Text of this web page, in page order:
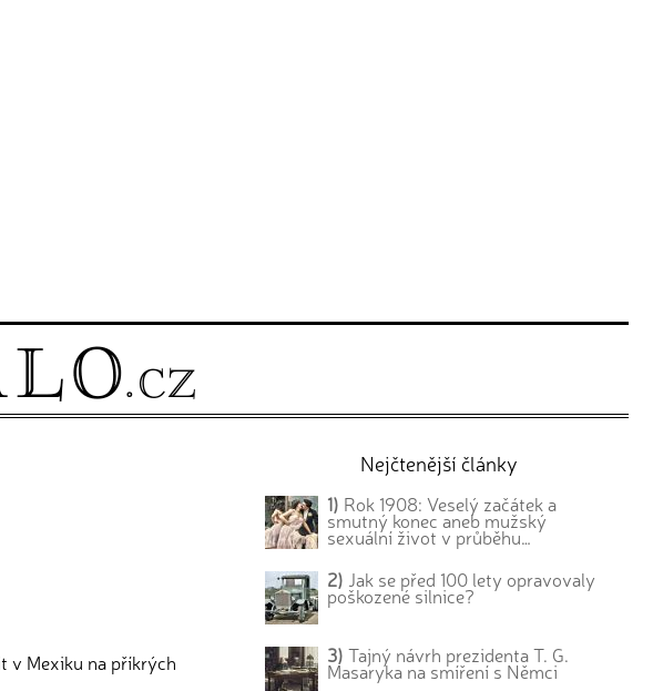
v Mexiku na příkrých
Nejčtenější články
1) Rok 1908: Veselý začátek a
smutný konec aneb mužský
sexuální život v průběhu…
2) Jak se před 100 lety opravovaly
poškozené silnice?
3) Tajný návrh prezidenta T. G.
Masaryka na smíření s Němci